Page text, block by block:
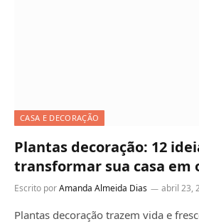
CASA E DECORAÇÃO
Plantas decoração: 12
transformar sua casa em
Escrito porAmanda Almeida Dias abril 23,
Plantas decoração trazem vida e